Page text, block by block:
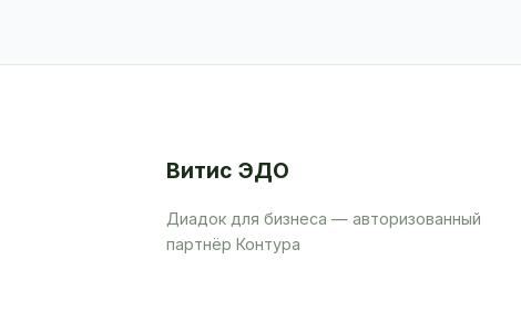
Витис ЭДО
Диадок для бизнеса — авторизованный
партнёр Контура